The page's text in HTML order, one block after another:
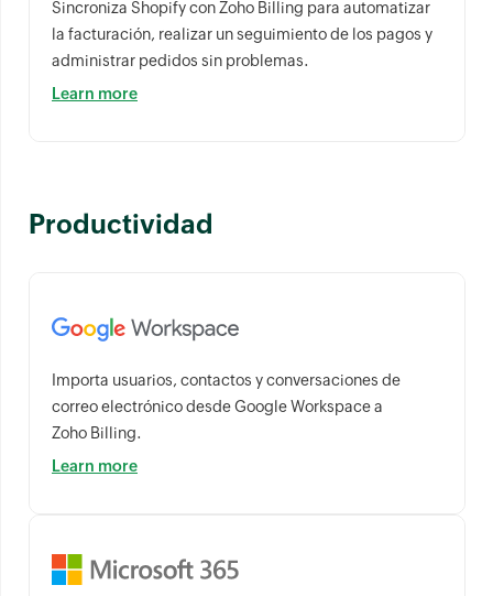
Sincroniza Shopify con Zoho Billing para automatizar
la facturación, realizar un seguimiento de los pagos y
administrar pedidos sin problemas.
Learn more
Productividad
Importa usuarios, contactos y conversaciones de
correo electrónico desde Google Workspace a
Zoho Billing.
Learn more